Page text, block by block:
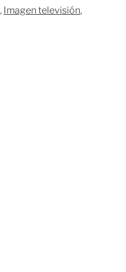
Imagen televisión